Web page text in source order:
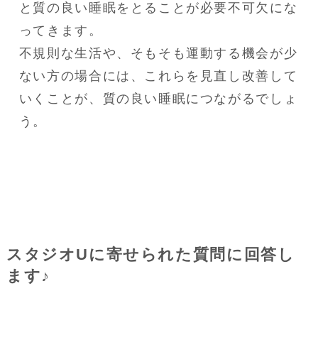
と質の良い睡眠をとることが必要不可欠にな
ってきます。
不規則な生活や、そもそも運動する機会が少
ない方の場合には、これらを見直し改善して
いくことが、質の良い睡眠につながるでしょ
う。
スタジオUに寄せられた質問に回答し
ます♪